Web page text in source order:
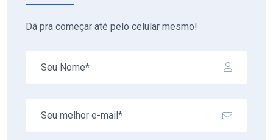
Dá pra começar até pelo celular mesmo!